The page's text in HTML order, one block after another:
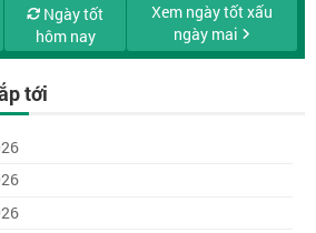
Ngày tốt
hôm nay
Xem ngày tốt xấu
ngày mai
tới